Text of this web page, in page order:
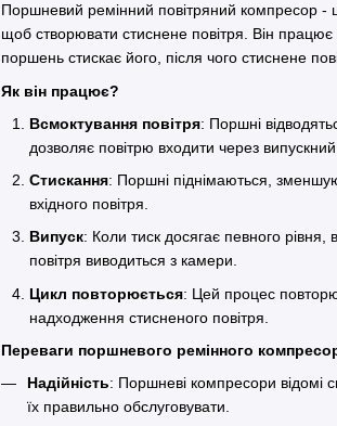
Поршневий ремінний повітряний компресор -
щоб створювати стиснене повітря. Він
поршень стискає його, після чого стиснене
Як він працює?
Всмоктування повітря: Поршні
дозволяє повітрю входити через
Стискання: Поршні піднімаються,
вхідного повітря.
Випуск: Коли тиск досягає певного рівня,
повітря виводиться з камери.
Цикл повторюється: Цей процес
надходження стисненого повітря.
Переваги поршневого ремінного
Надійність: Поршневі компресори відомі
їх правильно обслуговувати.